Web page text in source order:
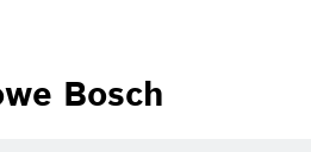
Bosch